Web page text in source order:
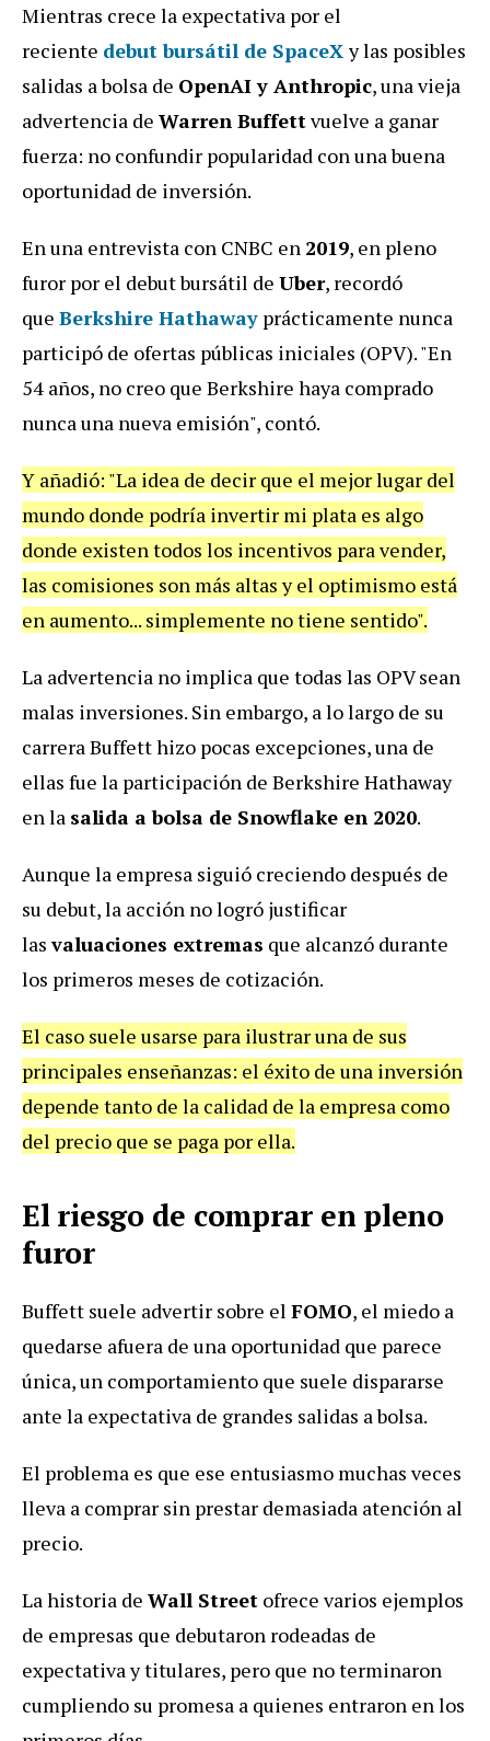
Mientras crece la expectativa por el
reciente debut bursátil de SpaceX y las posibles
salidas a bolsa de OpenAI y Anthropic, una vieja
advertencia de Warren Buffettvuelve a ganar
fuerza: no confundir popularidad con una buena
oportunidad de inversión.
En una entrevista con CNBC en 2019, en pleno
furor por el debut bursátil de Uber, recordó
que Berkshire Hathaway prácticamente nunca
participó de ofertas públicas iniciales (OPV). "En
54 años, no creo que Berkshire haya comprado
nunca una nueva emisión", contó.
Y añadió: "La idea de decir que el mejor lugar del
mundo donde podría invertir mi plata es algo
donde existen todos los incentivos para vender,
las comisiones son más altas y el optimismo está
en aumento... simplemente no tiene sentido".
La advertencia no implica que todas las OPV sean
malas inversiones. Sin embargo, a lo largo de su
carrera Buffett hizo pocas excepciones, una de
ellas fue la participación de Berkshire Hathaway
en la salida a bolsa de Snowflake en 2020.
Aunque la empresa siguió creciendo después de
su debut, la acción no logró justificar
las valuaciones extremas que alcanzó durante
los primeros meses de cotización.
El caso suele usarse para ilustrar una de sus
principales enseñanzas: el éxito de una inversión
depende tanto de la calidad de la empresa como
del precio que se paga por ella.
El riesgo de comprar en pleno
furor
Buffett suele advertir sobre el FOMO, el miedo a
quedarse afuera de una oportunidad que parece
única, un comportamiento que suele dispararse
ante la expectativa de grandes salidas a bolsa.
El problema es que ese entusiasmo muchas veces
lleva a comprar sin prestar demasiada atención al
precio.
La historia de Wall Street ofrece varios ejemplos
de empresas que debutaron rodeadas de
expectativa y titulares, pero que no terminaron
cumpliendo su promesa a quienes entraron en los